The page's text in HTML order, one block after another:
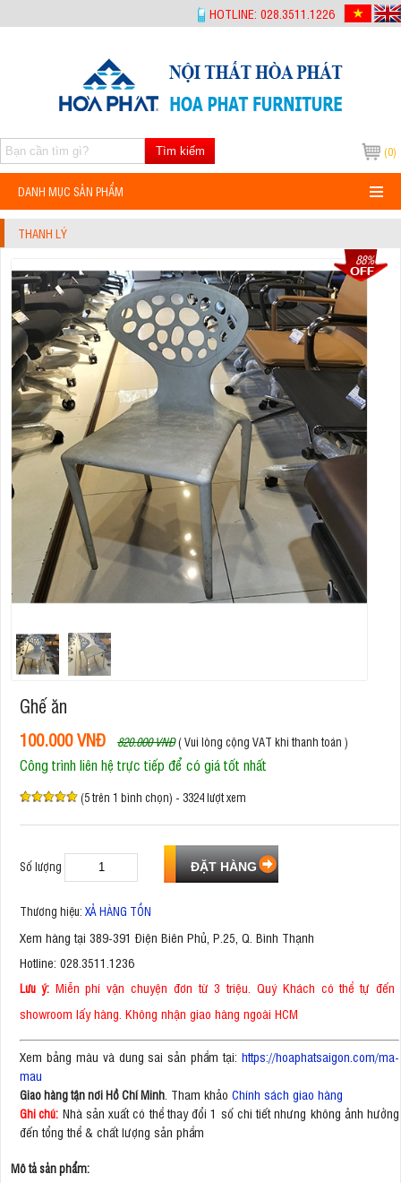
HOTLINE: 028.3511.1226
(0)
Tìm kiếm
DANH MỤC SẢN PHẨM
THANH LÝ
Ghế ăn
100.000 VNĐ 820.000 VNĐ
88%
( Vui lòng cộng VAT khi thanh toán )
Công trình liên hệ trực tiếp để có giá tốt nhất
(5 trên 1 bình chọn) - 3324 lượt xem
Số lượng
Thương hiệu: XẢ HÀNG TỒN
Xem hàng tại 389-391 Điện Biên Phủ, P.25, Q. Bình Thạnh
Hotline: 028.3511.1236
Lưu ý:Miễn phí vận chuyện đơn từ 3 triệu. Quý Khách có thể tự đến
showroom lấy hàng. Không nhận giao hàng ngoài HCM
Xem bảng màu và dung sai sản phẩm tại: https://hoaphatsaigon.com/ma-
mau
Giao hàng tận nơi Hồ Chí Minh . Tham khảo Chính sách giao hàng
Ghi chú: Nhà sản xuất có thể thay đổi 1 số chi tiết nhưng không ảnh hưởng
đến tổng thể & chất lượng sản phẩm
Mô tả sản phẩm: